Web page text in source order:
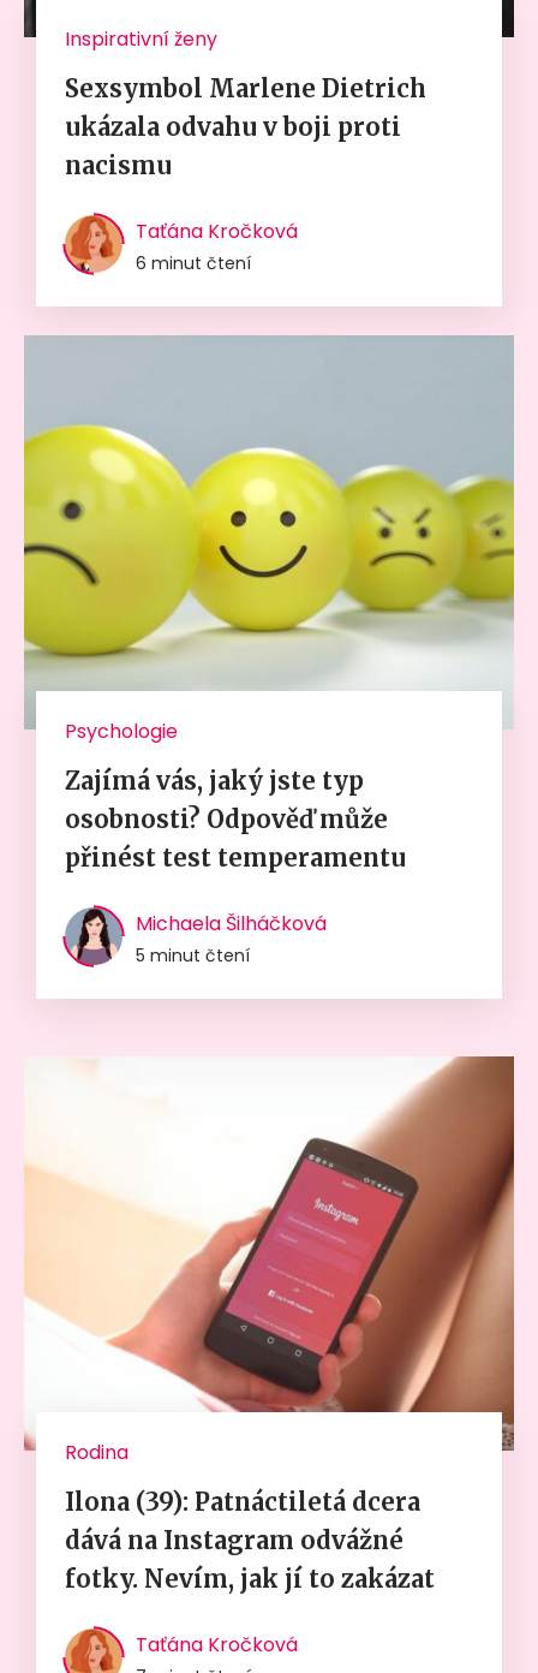
Inspirativní ženy
Sexsymbol Marlene Dietrich
ukázala odvahu v boji proti
nacismu
Taťána Kročková
6 minut čtení
Psychologie
Zajímá vás, jaký jste typ
osobnosti? Odpověď může
přinést test temperamentu
Michaela Šilháčková
5 minut čtení
Rodina
Ilona (39): Patnáctiletá dcera
dává na Instagram odvážné
fotky. Nevím, jak jí to zakázat
Taťána Kročková